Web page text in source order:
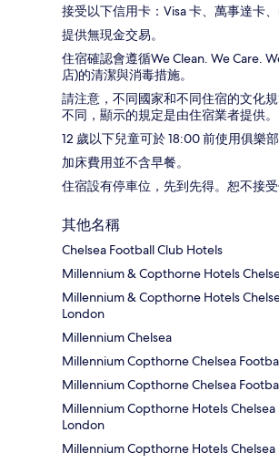
接受以下信用卡：Visa 卡、萬事達卡
提供無現金交易。
住宿確認會遵循We Clean. We Care.
店)的清潔與消毒措施。
請注意，不同國家和不同住宿的文化
不同，顯示的規定是由住宿業者提供。
12 歲以下兒童可於 18:00 前使用俱樂部
加床費用並不含早餐。
住宿設有停車位，先到先得。恕不接受
其他名稱
Chelsea Football Club Hotels
Millennium & Copthorne Hotels
Millennium & Copthorne Hotels
London
Millennium Chelsea
Millennium Copthorne Chelsea
Millennium Copthorne Chelsea
Millennium Copthorne Hotels
London
Millennium Copthorne Hotels